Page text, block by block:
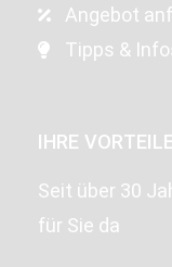
Angebot
Tipps &
IHRE
Seit über 30
für Sie da